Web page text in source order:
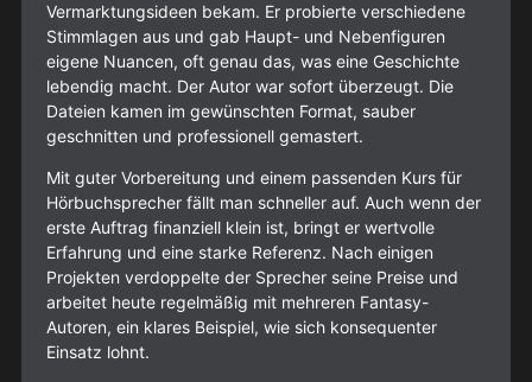
Vermarktungsideen bekam. Er probierte verschiedene
Stimmlagen aus und gab Haupt- und Nebenfiguren
eigene Nuancen, oft genau das, was eine Geschichte
lebendig macht. Der Autor war sofort überzeugt. Die
Dateien kamen im gewünschten Format, sauber
geschnitten und professionell gemastert.
Mit guter Vorbereitung und einem passenden Kurs für
Hörbuchsprecher fällt man schneller auf. Auch wenn der
erste Auftrag finanziell klein ist, bringt er wertvolle
Erfahrung und eine starke Referenz. Nach einigen
Projekten verdoppelte der Sprecher seine Preise und
arbeitet heute regelmäßig mit mehreren Fantasy-
Autoren, ein klares Beispiel, wie sich konsequenter
Einsatz lohnt.